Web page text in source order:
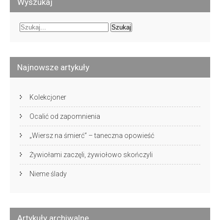
Wyszukaj
Najnowsze artykuły
Kolekcjoner
Ocalić od zapomnienia
„Wiersz na śmierć” – taneczna opowieść
Żywiołami zaczęli, żywiołowo skończyli
Nieme ślady
Artykuły archiwalne